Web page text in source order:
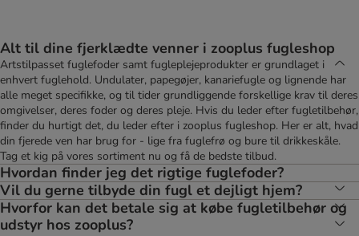
Alt til dine fjerklædte venner i zooplus fugleshop
Artstilpasset fuglefoder samt fugleplejeprodukter er grundlaget i
enhvert fuglehold. Undulater, papegøjer, kanariefugle og lignende har
alle meget specifikke, og til tider grundliggende forskellige krav til deres
omgivelser, deres foder og deres pleje. Hvis du leder efter fugletilbehør,
finder du hurtigt det, du leder efter i zooplus fugleshop. Her er alt, hvad
din fjerede ven har brug for - lige fra fuglefrø og bure til drikkeskåle.
Tag et kig på vores sortiment nu og få de bedste tilbud.
Hvordan finder jeg det rigtige fuglefoder?
Vil du gerne tilbyde din fugl et dejligt hjem?
Hvorfor kan det betale sig at købe fugletilbehør og
udstyr hos zooplus?